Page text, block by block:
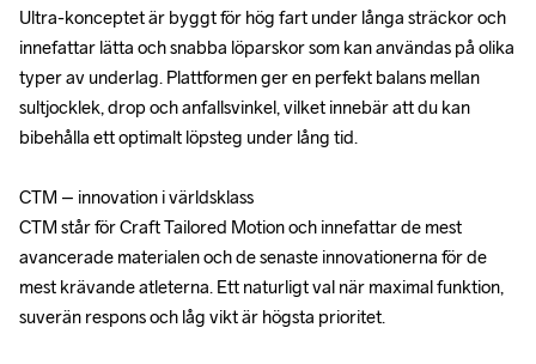
Ultra-konceptet är byggt för hög fart under långa sträckor och
innefattar lätta och snabba löparskor som kan användas på olika
typer av underlag. Plattformen ger en perfekt balans mellan
sultjocklek, drop och anfallsvinkel, vilket innebär att du kan
bibehålla ett optimalt löpsteg under lång tid.
CTM – innovation i världsklass
CTM står för Craft Tailored Motion och innefattar de mest
avancerade materialen och de senaste innovationerna för de
mest krävande atleterna. Ett naturligt val när maximal funktion,
suverän respons och låg vikt är högsta prioritet.
Ultra-konceptet är byggt för hög fart under långa sträckor och
innefattar lätta och snabba löparskor som kan användas på olika
typer av underlag. Plattformen ger en perfekt balans mellan
sultjocklek, drop och anfallsvinkel, vilket innebär att du kan
bibehålla ett optimalt löpsteg under lång tid.
CTM – innovation i världsklass
CTM står för Craft Tailored Motion och innefattar de mest
avancerade materialen och de senaste innovationerna för de
mest krävande atleterna. Ett naturligt val när maximal funktion,
suverän respons och låg vikt är högsta prioritet.